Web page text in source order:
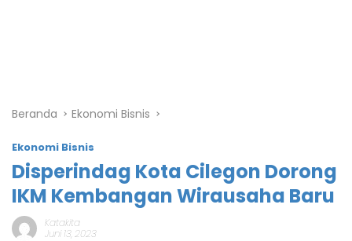
Beranda Ekonomi Bisnis
Ekonomi Bisnis
Disperindag Kota Cilegon Dorong
IKM Kembangan Wirausaha Baru
Katakita
Juni 13, 2023